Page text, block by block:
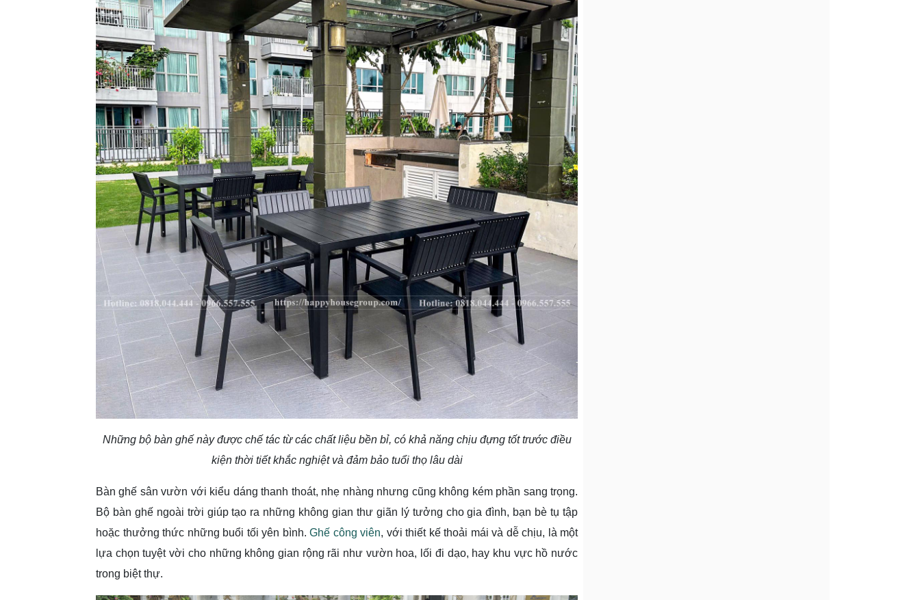
Những bộ bàn ghế này được chế tác từ các chất liệu bền bỉ, có khả năng chịu đựng tốt trước điều
kiện thời tiết khắc nghiệt và đảm bảo tuổi thọ lâu dài
Bàn ghế sân vườn với kiểu dáng thanh thoát, nhẹ nhàng nhưng cũng không kém phần sang trọng.
Bộ bàn ghế ngoài trời giúp tạo ra những không gian thư giãn lý tưởng cho gia đình, bạn bè tụ tập
hoặc thưởng thức những buổi tối yên bình. Ghế công viên, với thiết kế thoải mái và dễ chịu, là một
lựa chọn tuyệt vời cho những không gian rộng rãi như vườn hoa, lối đi dạo, hay khu vực hồ nước
trong biệt thự.